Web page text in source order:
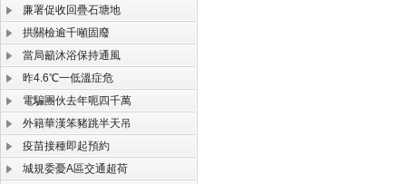
廉署促收回疊石塘地
拱關檢逾千噸固廢
當局籲沐浴保持通風
昨4.6℃一低溫症危
電騙團伙去年呃四千萬
外籍華漢笨豬跳半天吊
疫苗接種即起預約
城規委憂A區交通超荷